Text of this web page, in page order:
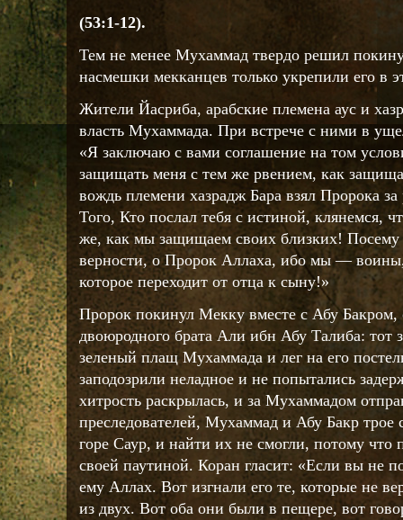
(53:1-12).
Тем не менее Мухаммад твердо решил
насмешки мекканцев только укрепили его в
Жители Йасриба, арабские племена аус и
власть Мухаммада. При встрече с ними в
«Я заключаю с вами соглашение на том
защищать меня с тем же рвением, как
вождь племени хазрадж Бара взял Пророка
Того, Кто послал тебя с истиной, клянемся,
же, как мы защищаем своих близких!
верности, о Пророк Аллаха, ибо мы —
которое переходит от отца к сыну!»
Пророк покинул Мекку вместе с Абу Бакром,
двоюродного брата Али ибн Абу Талиба: тот
зеленый плащ Мухаммада и лег на его
заподозрили неладное и не попытались
хитрость раскрылась, и за Мухаммадом
преследователей, Мухаммад и Абу Бакр трое
горе Саур, и найти их не смогли, потому что
своей паутиной. Коран гласит: «Если вы не
ему Аллах. Вот изгнали его те, которые не
из двух. Вот оба они были в пещере, вот